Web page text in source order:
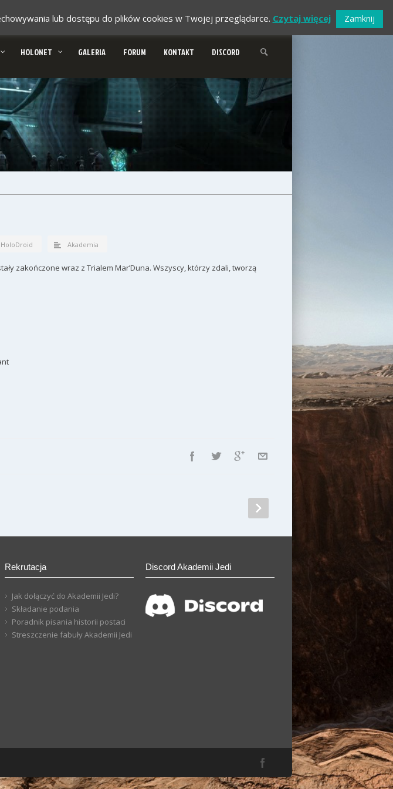
HOLONET GALERIA FORUM KONTAKT DISCORD
HoloDroid Akademia
zakończone wraz z Trialem Mar’Duna. Wszyscy, którzy zdali, tworzą
Rekrutacja
Jak dołączyć do Akademii Jedi?
Składanie podania
Poradnik pisania historii postaci
Streszczenie fabuły Akademii Jedi
Discord Akademii Jedi
lub dostępu do plików cookies w Twojej przeglądarce. Czytaj więcej Zamknij